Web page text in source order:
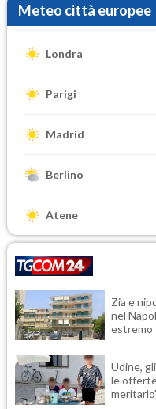
Meteo città europee
Londra
Parigi
Madrid
Berlino
Atene
Zia e
nel
estremo
Udine,
le